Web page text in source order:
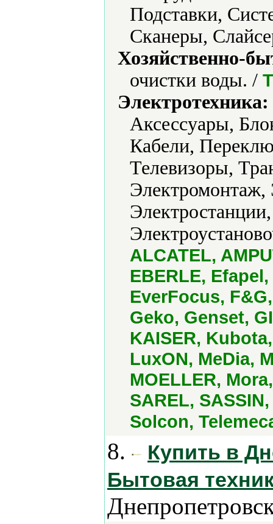
Подставки,
Сканеры,
Хозяйственно-
очистки воды. /
Электротехника:
Аксессуары,
Кабели,
Телевизоры,
ALCATEL,
EBERLE,
EverFocus,
Geko, Genset,
KAISER,
LuxON, MeDia,
MOELLER,
SAREL,
Solcon,
8.
Купить в
Бытовая